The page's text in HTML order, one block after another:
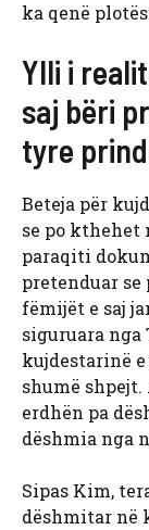
ka qenë
Ylli i
saj bëri
tyre
Beteja për
se po kthehet
paraqiti
pretenduar
fëmijët e saj
siguruara
kujdestarinë
shumë shpejt.
erdhën pa
dëshmia nga
Sipas Kim,
dëshmitar në